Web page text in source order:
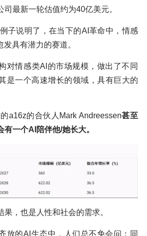
最新一轮估值约为40亿美元。
子说明了，在当下的AI革命中，情感
具有潜力的赛道。
对情感类AI的市场规模，做出了不同
是一个高速增长的领域，具有巨大的
a16z的合伙人Mark Andreessen甚至
一个AI陪伴他/她长大。
，也是人性和社会的需求。
放的AI生态中，人们总不免会问：同